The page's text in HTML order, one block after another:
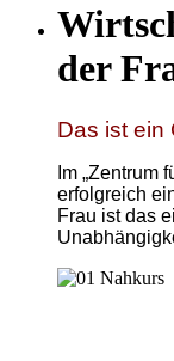
der
Das ist ein
Im „Zentrum
erfolgreich
Frau ist das